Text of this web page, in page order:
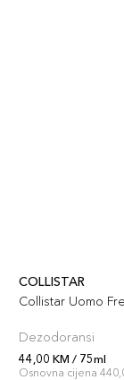
COLLISTAR
Collistar Uomo
Dezodoransi
44,00 KM / 75ml
Osnovna cijena